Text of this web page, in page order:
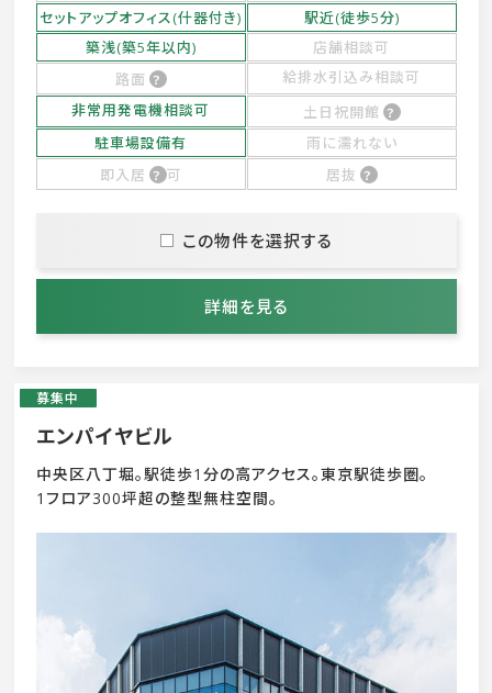
セットアップオフィス(什器付き)
駅近(徒歩5分)
築浅(築5年以内)
店舗相談可
路面
給排水引込み相談可
非常用発電機相談可
土日祝開館
駐車場設備有
雨に濡れない
即入居
可 居抜
この物件を選択する
詳細を見る
募集中
エンパイヤビル
中央区八丁堀。駅徒歩1分の高アクセス。東京駅徒歩圏。
1フロア300坪超の整型無柱空間。